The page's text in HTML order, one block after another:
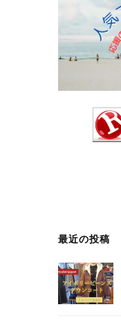
最近の投稿